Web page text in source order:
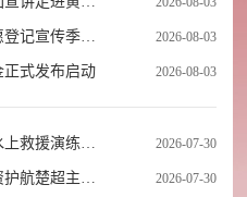
记宣传季活 2026-08-03
正式发布启动 2026-08-03
救援演练活 2026-07-30
航楚超主场 2026-07-30